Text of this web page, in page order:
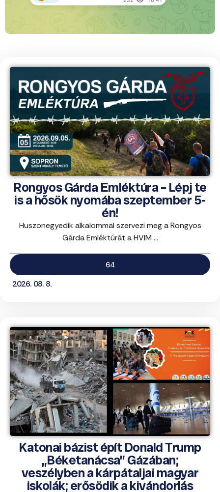
Rongyos Gárda Emléktúra – Lépj te
is a hősök nyomába szeptember 5-
én!
Huszonegyedik alkalommal szervezi meg a Rongyos
Gárda Emléktúrát a HVIM ...
64
2026. 08. 8.
Katonai bázist épít Donald Trump
„Béketanácsa” Gázában;
veszélyben a kárpátaljai magyar
iskolák; erősödik a kivándorlás